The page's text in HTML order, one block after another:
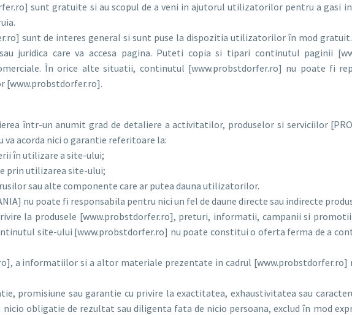
sunt gratuite si au scopul de a veni in ajutorul utilizatorilor pentru a gasi
sunt de interes general si sunt puse la dispozitia utilizatorilor în mod
juridica care va accesa pagina. Puteti copia si tipari continutul paginii
În orice alte situatii, continutul [www.probstdorfer.ro] nu poate fi
[www.probstdorfer.ro].
într-un anumit grad de detaliere a activitatilor, produselor si serviciilor
va acorda nici o garantie referitoare la:
în utilizare a site-ului;
prin utilizarea site-ului;
sau alte componente care ar putea dauna utilizatorilor.
nu poate fi responsabila pentru nici un fel de daune directe sau indirecte
la produsele [www.probstdorfer.ro], preturi, informatii, campanii si
site-ului [www.probstdorfer.ro] nu poate constitui o oferta ferma de a
a informatiilor si a altor materiale prezentate in cadrul [www.probstdorfer.ro]
promisiune sau garantie cu privire la exactitatea, exhaustivitatea sau
obligatie de rezultat sau diligenta fata de nicio persoana, exclud în mod